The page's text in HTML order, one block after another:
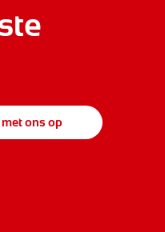
ons op